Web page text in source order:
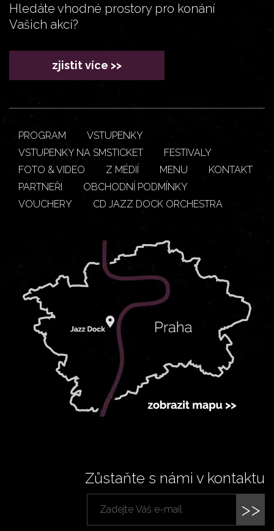
Hledáte vhodné prostory pro konání
Vašich akcí?
zjistit více >>
PROGRAM
VSTUPENKY
VSTUPENKY NA SMSTICKET
FESTIVALY
FOTO & VIDEO
Z MÉDIÍ MENU
KONTAKT
PARTNEŘI
OBCHODNÍ PODMÍNKY
VOUCHERY
CD JAZZ DOCK ORCHESTRA
Zůstaňte s námi v kontaktu
>>